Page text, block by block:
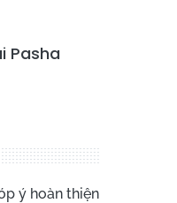
Pasha
ý hoàn thiện